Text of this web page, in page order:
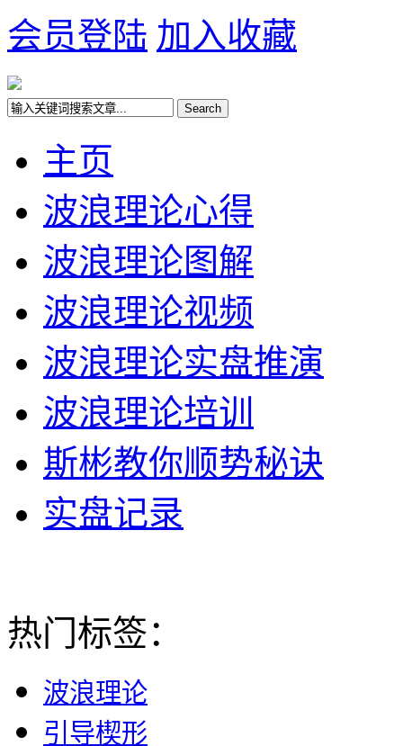
会员登陆 加入收藏
主页
波浪理论心得
波浪理论图解
波浪理论视频
波浪理论实盘推演
波浪理论培训
斯彬教你顺势秘诀
实盘记录
热门标签：
波浪理论
引导楔形